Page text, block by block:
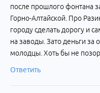
после прошлого фонтана
Горно-Алтайской. Про
городу сделать дорогу и
на заводы. Зато деньги за
молодцы. Хоть бы не
Ответить